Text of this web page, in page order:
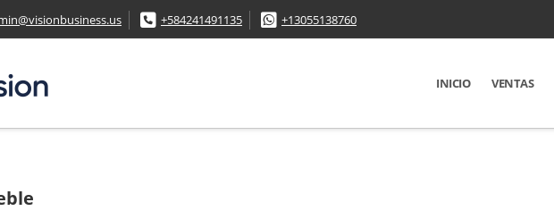
+584241491135 +13055138760
INICIO VENTAS